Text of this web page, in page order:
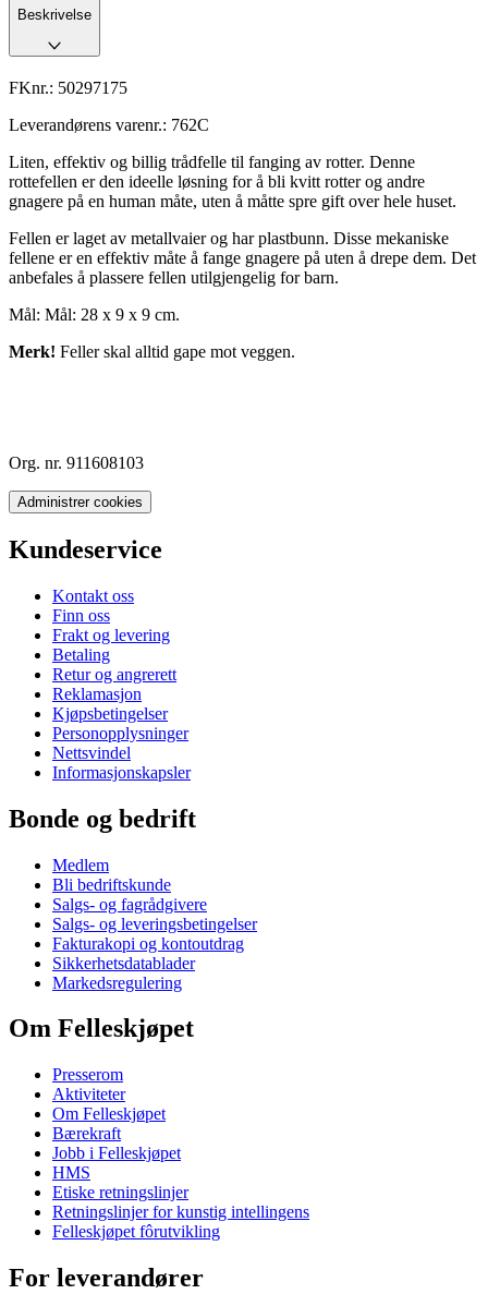
Beskrivelse
FKnr.: 50297175
Leverandørens varenr.: 762C
Liten, effektiv og billig trådfelle til fanging av rotter. Denne
rottefellen er den ideelle løsning for å bli kvitt rotter og andre
gnagere på en human måte, uten å måtte spre gift over hele huset.
Fellen er laget av metallvaier og har plastbunn. Disse mekaniske
fellene er en effektiv måte å fange gnagere på uten å drepe dem. Det
anbefales å plassere fellen utilgjengelig for barn.
Mål: Mål: 28 x 9 x 9 cm.
Merk! Feller skal alltid gape mot veggen.
Org. nr. 911608103
Administrer cookies
Kundeservice
Kontakt oss
Finn oss
Frakt og levering
Betaling
Retur og angrerett
Reklamasjon
Kjøpsbetingelser
Personopplysninger
Nettsvindel
Informasjonskapsler
Bonde og bedrift
Medlem
Bli bedriftskunde
Salgs- og fagrådgivere
Salgs- og leveringsbetingelser
Fakturakopi og kontoutdrag
Sikkerhetsdatablader
Markedsregulering
Om Felleskjøpet
Presserom
Aktiviteter
Om Felleskjøpet
Bærekraft
Jobb i Felleskjøpet
HMS
Etiske retningslinjer
Retningslinjer for kunstig intellingens
Felleskjøpet fôrutvikling
For leverandører